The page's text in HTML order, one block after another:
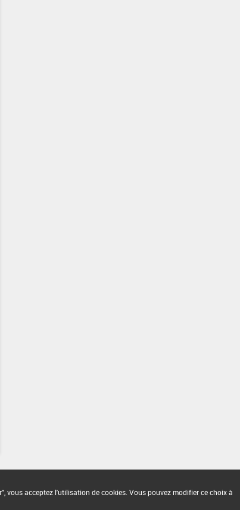
vous acceptez l'utilisation de cookies. Vous pouvez modifier ce choix à